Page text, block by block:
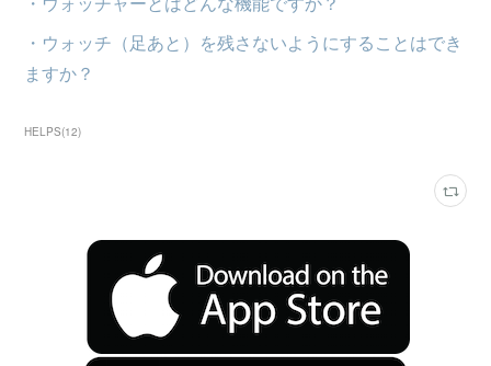
・ウォッチ（足あと）を残さないようにすることはでき
ますか？
HELPS(12)